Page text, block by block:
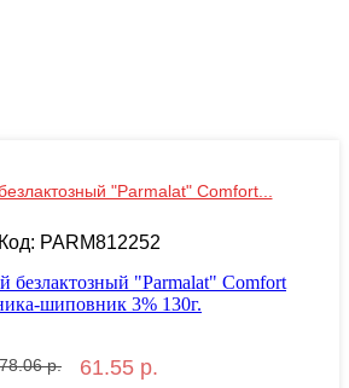
"Parmalat" Comfort...
Код: PARM812252
78.06 р. 61.55 р.